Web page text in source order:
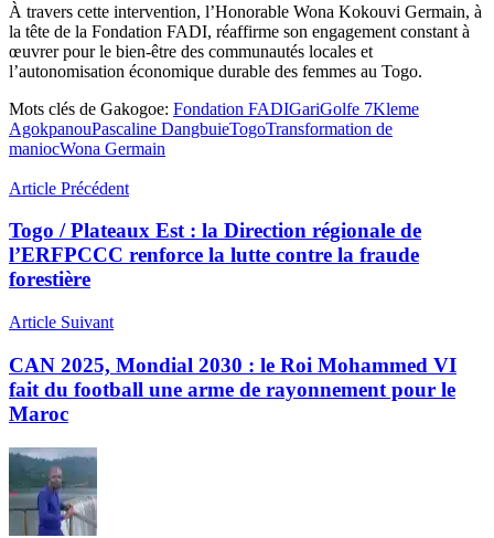
À travers cette intervention, l’Honorable Wona Kokouvi Germain, à
la tête de la Fondation FADI, réaffirme son engagement constant à
œuvrer pour le bien-être des communautés locales et
l’autonomisation économique durable des femmes au Togo.
Mots clés de Gakogoe: Fondation FADIGariGolfe 7Kleme
AgokpanouPascaline DangbuieTogoTransformation de
maniocWona Germain
Article Précédent
Togo / Plateaux Est : la Direction régionale de
l’ERFPCCC renforce la lutte contre la fraude
forestière
Article Suivant
CAN 2025, Mondial 2030 : le Roi Mohammed VI
fait du football une arme de rayonnement pour le
Maroc